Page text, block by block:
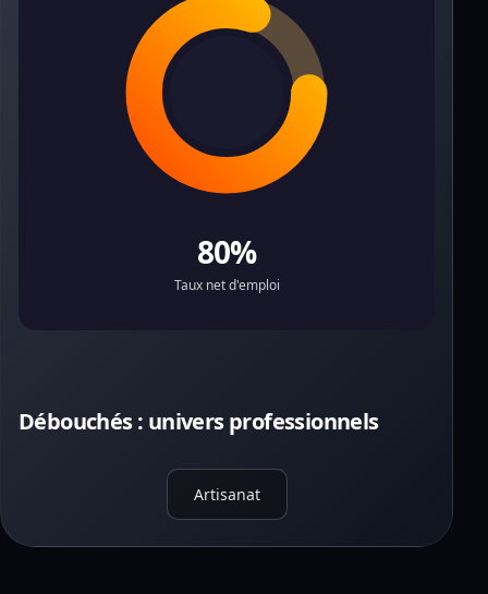
80%
Taux net d'emploi
Débouchés : univers professionnels
Artisanat